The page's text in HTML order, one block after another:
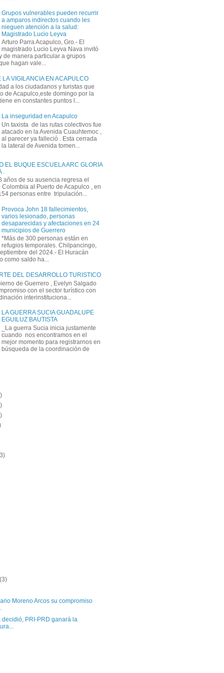
Grupos vulnerables pueden recurrir
a amparos indirectos cuando les
nieguen atención a la salud:
Magistrado Lucio Leyva
Arturo Parra Acapulco, Gro.- El
magistrado Lucio Leyva Nava invitó
de manera particular a grupos
hagan vale...
LA VIGILANCIA EN ACAPULCO
a los ciudadanos y turistas que
de Acapulco,este domingo por la
en constantes puntos l...
La inseguridad en Acapulco
Un taxista de las rutas colectivos fue
atacado en la Avenida Cuauhtemoc ,
al parecer ya falleció . Esta cerrada
la lateral de Avenida tomen...
EL BUQUE ESCUELA ARC GLORIA
.
años de su ausencia regresa el
Colombia al Puerto de Acapulco , en
personas entre tripulación...
Provoca John 18 fallecimientos,
varios lesionado, personas
desaparecidas y afectaciones en 24
municipios de Guerrero
*Más de 300 personas están en
refugios temporales. Chilpancingo,
del 2024.- El Huracán
como saldo ha...
DEL DESARROLLO TURISTICO
de Guerrero , Evelyn Salgado
con el sector turístico con
interinstituciona...
LA GUERRA SUCIA GUADALUPE
EGUILUZ BAUTISTA
_La guerra Sucia inicia justamente
cuando nos encontramos en el
mejor momento para registrarnos en
búsqueda de la coordinación de
(3)
Moreno Arcos su compromiso
decidió, PRI-PRD ganará la